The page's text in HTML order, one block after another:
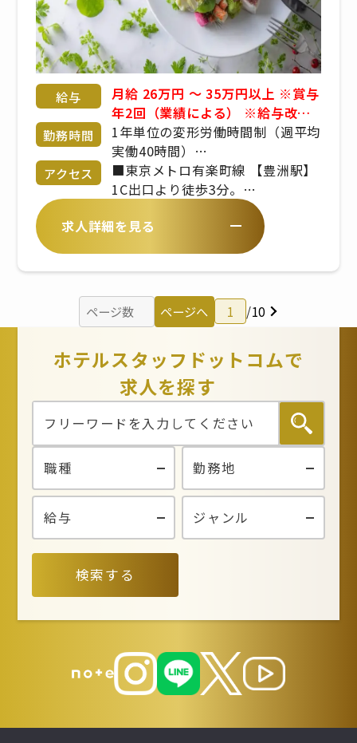
給与
月給 26万円 〜 35万円以上 ※賞与
年2回（業績による） ※給与改定
年1回 ※経験・年齢・能力考慮 応
相談 昇給、業績賞与、交通費規定
支給、社会保険完備、インセンテ
ィブ、役職手当、残業手当、深夜
勤務手当、休日出勤手当
勤務時間
1年単位の変形労働時間制（週平均
実働40時間）
7:00〜22:00
※シフト制／実働時間は8時間程度
※繁忙期、繁忙日（土日祝日）に
よっては時間外勤務もあります。
※平日は10:00〜16:00（平均実働
アクセス
■東京メトロ有楽町線 【豊洲駅】
1C出口より徒歩3分。
■新交通ゆりかもめ 【豊洲駅】
豊洲公園方面出口より徒歩5分。
求人詳細を見る
ページへ 1 /10
ホテルスタッフドットコムで
求人を探す
検索する